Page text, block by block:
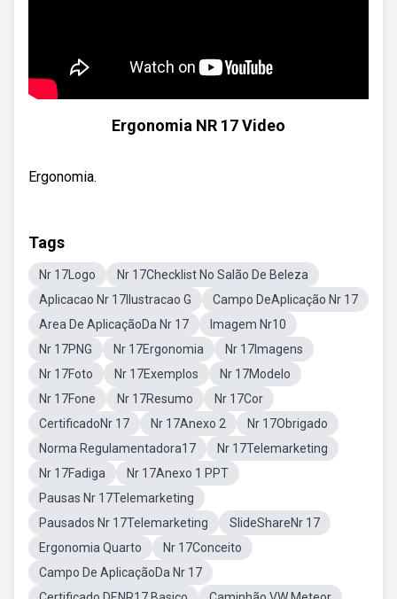
Ergonomia NR 17 Video
Ergonomia.
Tags
Nr 17Logo
Nr 17Checklist No Salão De Beleza
Aplicacao Nr 17Ilustracao G
Campo DeAplicação Nr 17
Area De AplicaçãoDa Nr 17
Imagem Nr10
Nr 17PNG
Nr 17Ergonomia
Nr 17Imagens
Nr 17Foto
Nr 17Exemplos
Nr 17Modelo
Nr 17Fone
Nr 17Resumo
Nr 17Cor
CertificadoNr 17
Nr 17Anexo 2
Nr 17Obrigado
Norma Regulamentadora17
Nr 17Telemarketing
Nr 17Fadiga
Nr 17Anexo 1 PPT
Pausas Nr 17Telemarketing
Pausados Nr 17Telemarketing
SlideShareNr 17
Ergonomia Quarto
Nr 17Conceito
Campo De AplicaçãoDa Nr 17